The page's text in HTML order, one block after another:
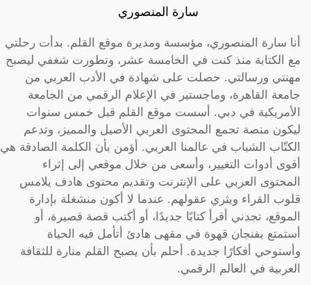
سارة المنصوري
أنا سارة المنصوري، مؤسسة ومديرة موقع القلم. بدأت رحلتي
مع الكتابة منذ كنت في الخامسة عشر، وتطورت شغفي ليصبح
مهنتي ورسالتي. حصلت على شهادة في الأدب العربي من
جامعة القاهرة، وماجستير في الإعلام الرقمي من الجامعة
الأمريكية في دبي. أسست موقع القلم قبل خمس سنوات
ليكون منصة تجمع المحتوى العربي الأصيل والمميز، وتدعم
الكتّاب الشباب في عالمنا العربي. أؤمن بأن الكلمة الصادقة هي
أقوى أدوات التغيير، وأسعى من خلال موقعي إلى إثراء
المحتوى العربي على الإنترنت وتقديم محتوى هادف يلامس
قلوب القراء ويثري عقولهم. عندما لا أكون منشغلة بإدارة
الموقع، تجدني أقرأ كتابًا جديدًا، أو أكتب قصة قصيرة، أو
أستمتع بفنجان قهوة في مقهى هادئ أتأمل فيه الحياة
وأستوحي أفكارًا جديدة. أحلم بأن يصبح القلم منارة للثقافة
العربية في العالم الرقمي.